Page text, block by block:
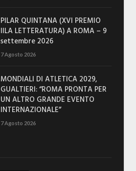
PILAR QUINTANA (XVI PREMIO
IILA LETTERATURA) A ROMA – 9
settembre 2026
7 Agosto 2026
MONDIALI DI ATLETICA 2029,
GUALTIERI: “ROMA PRONTA PER
UN ALTRO GRANDE EVENTO
INTERNAZIONALE”
7 Agosto 2026